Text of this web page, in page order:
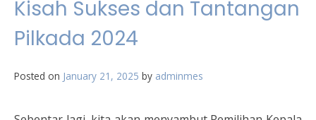
Kisah Sukses dan Tantangan
Pilkada 2024
Posted on January 21, 2025 by adminmes